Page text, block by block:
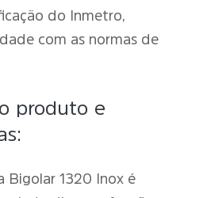
do Inmetro,
com as normas de
produto e
Bigolar 1320 Inox é